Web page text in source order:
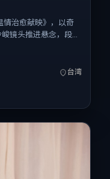
情治愈献映》，以奇
镜头推进悬念，段奕
关注现实质感与类型
台湾